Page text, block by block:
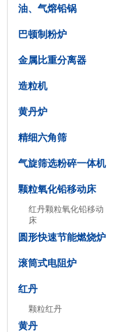
油、气熔铅锅
巴顿制粉炉
金属比重分离器
造粒机
黄丹炉
精细六角筛
气旋筛选粉碎一体机
颗粒氧化铅移动床
红丹颗粒氧化铅移动
床
圆形快速节能燃烧炉
滚筒式电阻炉
红丹
颗粒红丹
黄丹